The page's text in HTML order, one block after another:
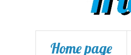
Home page